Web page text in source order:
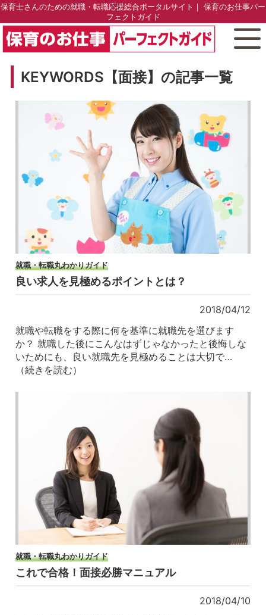
保育士さんのための就職・転職応援総合ポータルサイト｜ 保育のお仕事パー
フェクトガイド
KEYWORDS【面接】の記事一覧
就職・転職丸わかりガイド
良い求人を見極めるポイントとは？
2018/04/12
就職や転職をする際に何を基準に就職先を選びます
か？ 就職した後にこんなはずじゃなかったと後悔しな
いためにも、良い就職先を見極めることは大切で…
（続きを読む）
就職・転職丸わかりガイド
これで合格！面接必勝マニュアル
2018/04/10